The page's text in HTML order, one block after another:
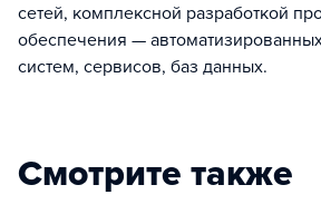
сетей, комплексной разработкой
обеспечения —
систем, сервисов, баз данных.
Смотрите также